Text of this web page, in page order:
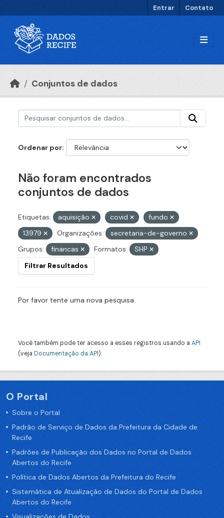
Entrar Contato
Conjuntos de dados
Ordenar por
Não foram encontrados
conjuntos de dados
Etiquetas: aquisição covid
fundo
13979
Organizações:
secretaria-de-governo
Grupos:
financas Formatos:
SHP
Filtrar Resultados
Por favor tente uma nova pesquisa.
Você também pode ter acesso a esses registros usando a API
(veja Documentação da API).
O Portal
Sobre o Portal
Padrão de Serviço de Dados da Prefeitura da Cidade de
Recife
Padrões de Publicação dos Dados no Portal de Dados
Abertos do Recife
Política de Dados Abertos da Prefeitura do Recife
Sistemática de Atualização de Dados do Portal de Dados
Abertos do Recife